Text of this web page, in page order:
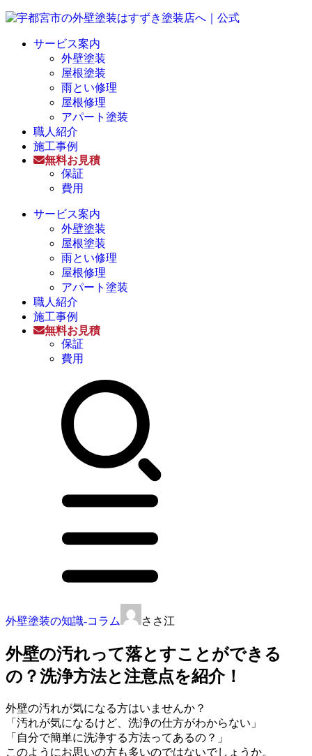
サービス案内
外壁塗装
屋根塗装
雨とい修理
屋根修理
アパート塗装
職人紹介
施工事例
無料お見積
保証
費用
サービス案内
外壁塗装
屋根塗装
雨とい修理
屋根修理
アパート塗装
職人紹介
施工事例
無料お見積
保証
費用
外壁塗装の知識-コラム ささ江
外壁の汚れって落とすことができる
の？洗浄方法と注意点を紹介！
外壁の汚れが気になる方はいませんか？
「汚れが気になるけど、洗浄の仕方がわからない」
「自分で簡単に洗浄する方法ってあるの？」
このようにお思いの方も多いのではないでしょうか。